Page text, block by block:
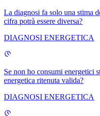
La diagnosi fa solo una stima
cifra potrà essere diversa?
DIAGNOSI ENERGETICA
Se non ho consumi energetici
energetica ritenuta valida?
DIAGNOSI ENERGETICA